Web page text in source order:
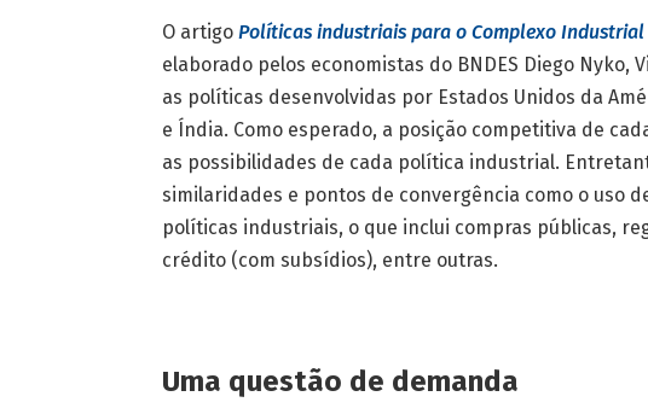
O artigo Políticas industriais para o Complexo Industrial
elaborado pelos economistas do BNDES Diego Nyko,
as políticas desenvolvidas por Estados Unidos da
e Índia. Como esperado, a posição competitiva de
as possibilidades de cada política industrial.
similaridades e pontos de convergência como o uso
políticas industriais, o que inclui compras públicas,
crédito (com subsídios), entre outras.
Uma questão de demanda